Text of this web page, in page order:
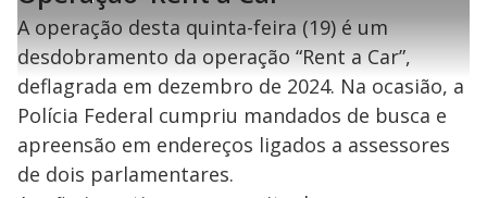
l
a
y
s
g
u
d
o
e
g
n
d
s
% s
A operação desta quinta-feira (19) é um
desdobramento da operação “Rent a Car”,
deflagrada em dezembro de 2024. Na ocasião, a
Polícia Federal cumpriu mandados de busca e
apreensão em endereços ligados a assessores
de dois parlamentares.